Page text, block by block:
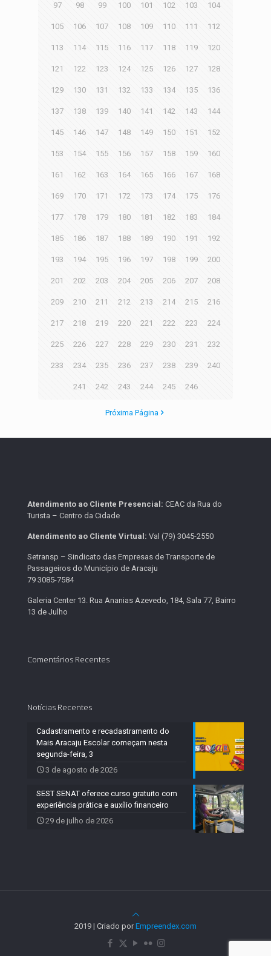
97 98 99 100 101 102 103 104
105 106 107 108 109 110 111 112
113 114 115 116 117 118 119 120
121 122 123 124 125 126 127 128
129 130 131 132 133 134 135 136
137 138 139 140 141 142 143 144
145 146 147 148 149 150 151 152
153 154 155 156 157 158 159 160
161 162 163 164 165 166 167 168
169 170 171 172 173 174 175 176
177 178 179 180 181 182 183 184
185 186 187 188 189 190 191 192
193 194 195 196 197 198 199 200
201 202 203 204 205 206 207 208
209 210 211 212 213 214 215 216
217 218 219 220 221 222 223 224
225 226 227 228 229 230 231 232
233 234 235 236 237 238 239 240
241 242 243 244 245 246
Próxima Página
Atendimento ao Cliente Presencial: CEAC da Rua do
Turista – Centro da Cidade
Atendimento ao Cliente Virtual: Val (79) 3045-2550
Setransp – Sindicato das Empresas de Transporte de
Passageiros do Município de Aracaju
79 3085-7584
Galeria Center 13. Rua Ananias Azevedo, 184, Sala 77, Bairro
13 de Julho
Comentários Recentes
Notícias Recentes
Cadastramento e recadastramento do
Mais Aracaju Escolar começam nesta
segunda-feira, 3
3 de agosto de 2026
SEST SENAT oferece curso gratuito com
experiência prática e auxílio financeiro
29 de julho de 2026
2019 | Criado porEmpreendex.com